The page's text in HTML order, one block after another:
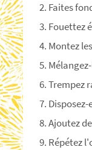
Faites
Fouettez
Montez
Trempez
Ajoutez
Répétez